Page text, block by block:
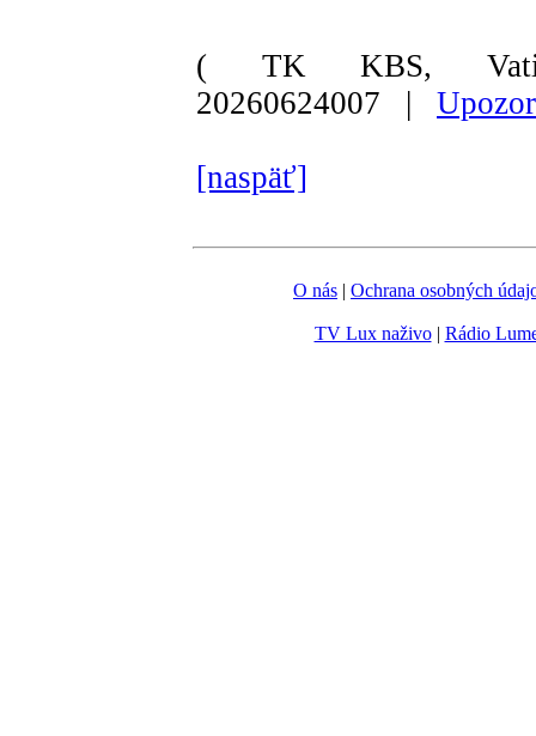
( TK KBS,
20260624007 |
[naspäť]
O nás | Ochrana osobných
TV Lux naživo| Rádio